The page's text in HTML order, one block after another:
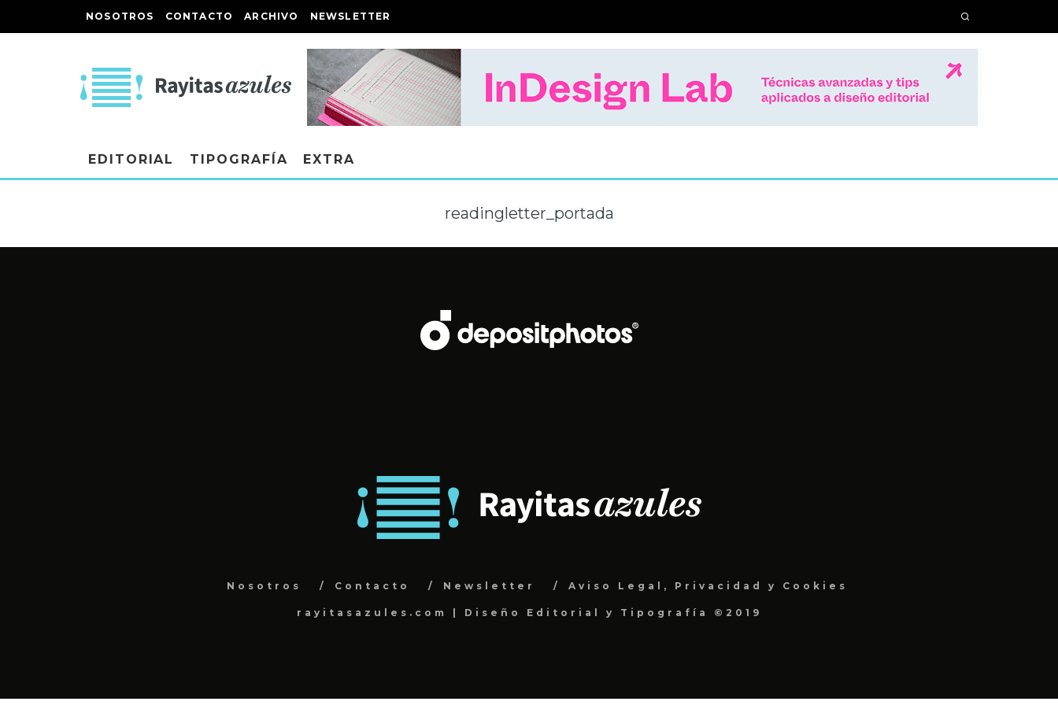
NOSOTROS CONTACTO ARCHIVO NEWSLETTER
EDITORIAL TIPOGRAFÍA EXTRA
readingletter_portada
Nosotros Contacto Newsletter Aviso Legal, Privacidad y Cookies
rayitasazules.com | Diseño Editorial y Tipografía ©2019